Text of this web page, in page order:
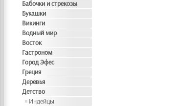
Бабочки и стрекозы
Букашки
Викинги
Водный мир
Восток
Гастроном
Город Эфес
Греция
Деревья
Детство
Индейцы